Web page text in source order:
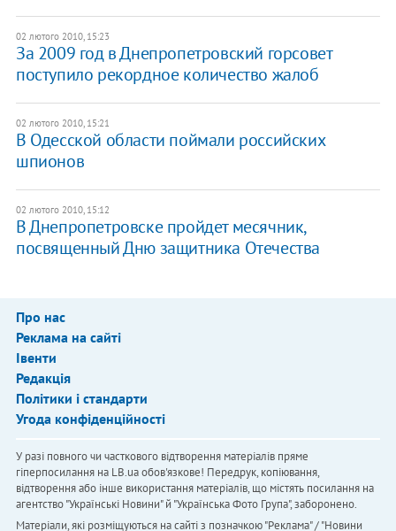
02 лютого 2010, 15:23
За 2009 год в Днепропетровский горсовет
поступило рекордное количество жалоб
02 лютого 2010, 15:21
В Одесской области поймали российских
шпионов
02 лютого 2010, 15:12
В Днепропетровске пройдет месячник,
посвященный Дню защитника Отечества
Про нас
Реклама на сайті
Івенти
Редакція
Політики і стандарти
Угода конфіденційності
У разі повного чи часткового відтворення матеріалів пряме
гіперпосилання на LB.ua обов'язкове! Передрук, копіювання,
відтворення або інше використання матеріалів, що містять посилання на
агентство "Українськi Новини" й "Українська Фото Група", заборонено.
Матеріали, які розміщуються на сайті з позначкою "Реклама" / "Новини